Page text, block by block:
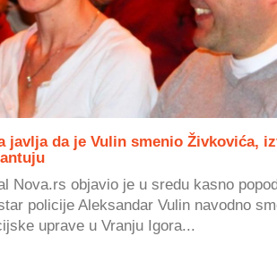
javlja da je Vulin smenio Živkovića,
Nova.rs objavio je u sredu kasno
policije Aleksandar Vulin navodno
uprave u Vranju Igora...